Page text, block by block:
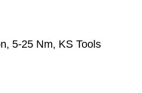
5-25 Nm, KS Tools